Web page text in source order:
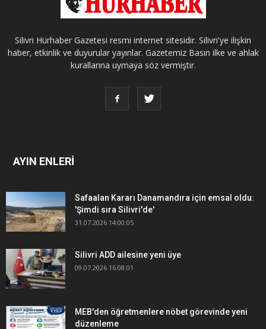
Silivri Hürhaber Gazetesi resmi internet sitesidir. Silivri'ye ilişkin
haber, etkinlik ve duyurular yayınlar. Gazetemiz Basın ilke ve ahlak
kurallarına uymaya söz vermiştir.
AYIN ENLERİ
Safaalan Kararı Danamandıra için emsal oldu:
'Şimdi sıra Silivri'de'
31.07.2026 14:00:05
Silivri ADD ailesine yeni üye
09.07.2026 16:08:01
MEB'den öğretmenlere nöbet görevinde yeni
düzenleme